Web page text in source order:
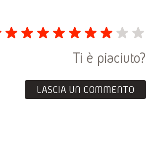
Ti è piaciuto?
LASCIA UN COMMENTO